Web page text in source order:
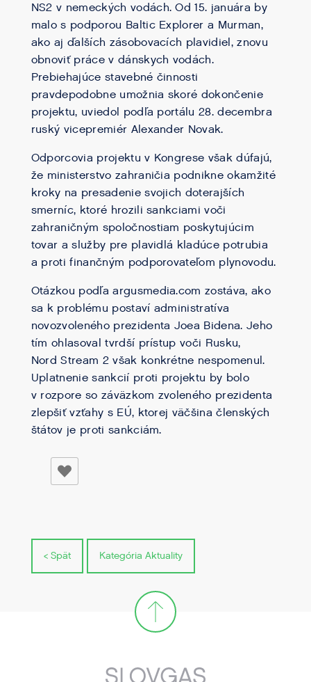
NS2 v nemeckých vodách. Od 15. januára by
malo s podporou Baltic Explorer a Murman,
ako aj ďalších zásobovacích plavidiel, znovu
obnoviť práce v dánskych vodách.
Prebiehajúce stavebné činnosti
pravdepodobne umožnia skoré dokončenie
projektu, uviedol podľa portálu 28. decembra
ruský vicepremiér Alexander Novak.
Odporcovia projektu v Kongrese však dúfajú,
že ministerstvo zahraničia podnikne okamžité
kroky na presadenie svojich doterajších
smerníc, ktoré hrozili sankciami voči
zahraničným spoločnostiam poskytujúcim
tovar a služby pre plavidlá kladúce potrubia
a proti finančným podporovateľom plynovodu.
Otázkou podľa argusmedia.com zostáva, ako
sa k problému postaví administratíva
novozvoleného prezidenta Joea Bidena. Jeho
tím ohlasoval tvrdší prístup voči Rusku,
Nord Stream 2 však konkrétne nespomenul.
Uplatnenie sankcií proti projektu by bolo
v rozpore so záväzkom zvoleného prezidenta
zlepšiť vzťahy s EÚ, ktorej väčšina členských
štátov je proti sankciám.
< Spät Kategória Aktuality